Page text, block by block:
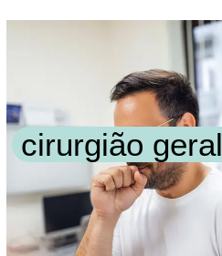
cirurgião geral